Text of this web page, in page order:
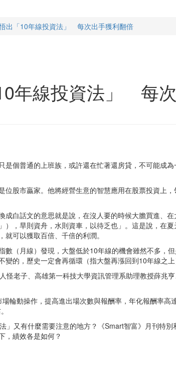
出「10年線投資法」 每次出手獲利翻倍
年線投資法」 每
是個普通的上班族，或許還在忙著還房貸，不可能成
股市贏家。他將經營生意的智慧應用在股票投資上
白話文的意思就是說，在沒人要的時候大膽買進、
，旱則資舟，水則資車，以待乏也」。這是說，在
可以獲取百倍、千倍的利潤。
（月線）發現，大盤低於10年線的機會雖然不多，
的，歷史一定會再循環（指大盤再漲回到10年線之上
老子、高雄第一科技大學資訊管理系助理教授薛兆
輪動操作，提高進出場次數與報酬率，年化報酬率
又有什麼需要注意的地方？《Smart智富》月刊特
，績效各是如何？